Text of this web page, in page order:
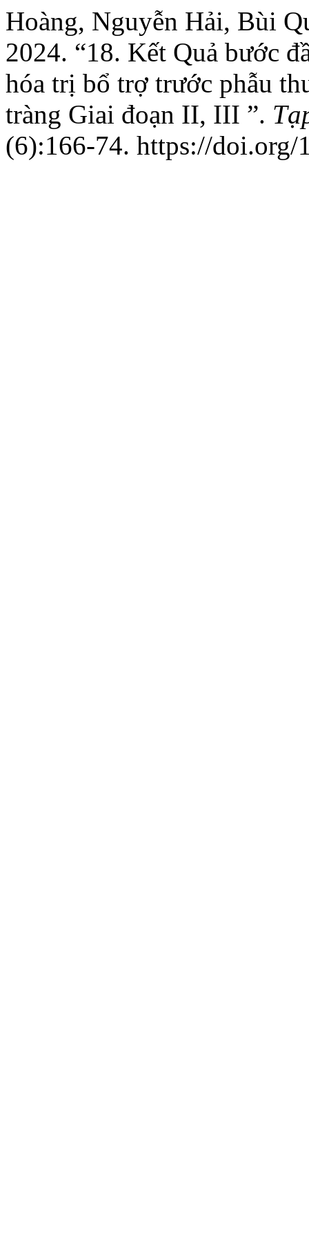
Hoàng, Nguyễn Hải, Bùi
2024. “18. Kết Quả bước
hóa trị bổ trợ trước phẫu
tràng Giai đoạn II, III ”.
(6):166-74. https://